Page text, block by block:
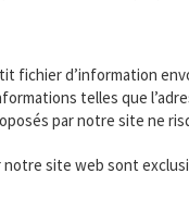
fichier d’information
telles que
par notre site ne
site web sont